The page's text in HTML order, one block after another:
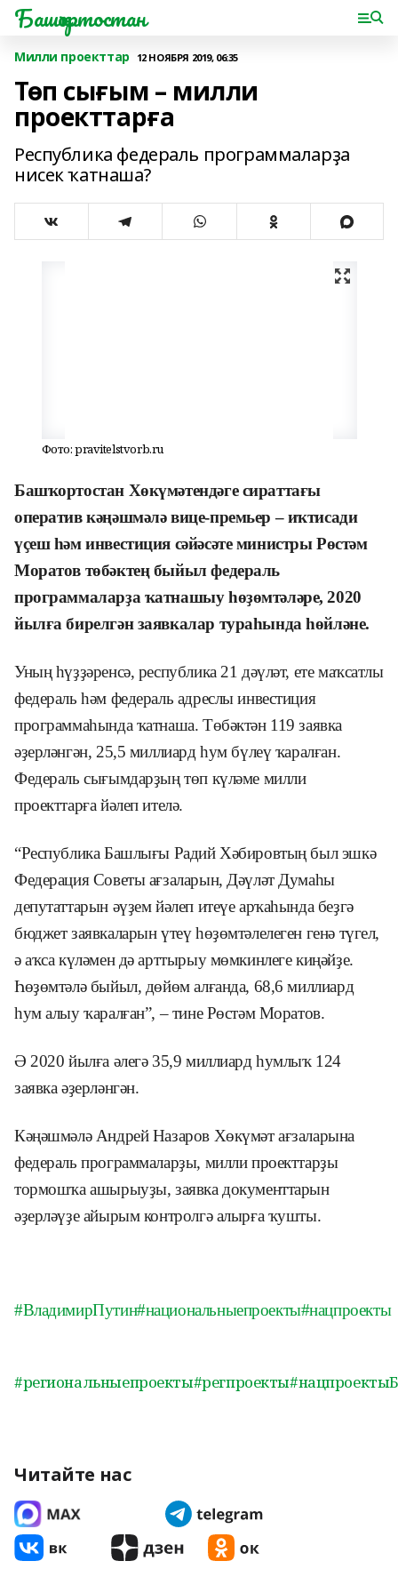
Башҡортостан
Милли проекттар 12 НОЯБРЯ 2019, 06:35
Төп сығым – милли
проекттарға
Республика федераль программаларҙа
нисек ҡатнаша?
Фото: pravitelstvorb.ru
Башҡортостан Хөкүмәтендәге сираттағы
оператив кәңәшмәлә вице-премьер – иҡтисади
үҫеш һәм инвестиция сәйәсәте министры Рөстәм
Моратов төбәктең быйыл федераль
программаларҙа ҡатнашыу һөҙөмтәләре, 2020
йылға бирелгән заявкалар тураһында һөйләне.
Уның һүҙҙәренсә, республика 21 дәүләт, ете маҡсатлы
федераль һәм федераль адреслы инвестиция
программаһында ҡатнаша. Төбәктән 119 заявка
әҙерләнгән, 25,5 миллиард һум бүлеү ҡаралған.
Федераль сығымдарҙың төп күләме милли
проекттарға йәлеп ителә.
“Республика Башлығы Радий Хәбировтың был эшкә
Федерация Советы ағзаларын, Дәүләт Думаһы
депутаттарын әүҙем йәлеп итеүе арҡаһында беҙгә
бюджет заявкаларын үтеү һөҙөмтәлелеген генә түгел,
ә аҡса күләмен дә арттырыу мөмкинлеге киңәйҙе.
Һөҙөмтәлә быйыл, дөйөм алғанда, 68,6 миллиард
һум алыу ҡаралған”, – тине Рөстәм Моратов.
Ә 2020 йылға әлегә 35,9 миллиард һумлыҡ 124
заявка әҙерләнгән.
Кәңәшмәлә Андрей Назаров Хөкүмәт ағзаларына
федераль программаларҙы, милли проекттарҙы
тормошҡа ашырыуҙы, заявка документтарын
әҙерләүҙе айырым контролгә алырға ҡушты.
#ВладимирПутин#национальныепроекты#нацпроекты
#региональныепроекты#регпроекты
Читайте нас